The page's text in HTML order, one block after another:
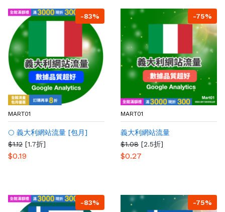
-83%
MART01
🌕 義大利網站流量 [包月]
$1.12 [1.7折]
$0.19
-75%
MART01
義大利網站流量
$1.08 [2.5折]
$0.27
-83% -75%